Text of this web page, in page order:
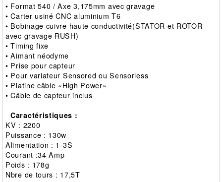
• Format 540 / Axe 3,175mm avec gravage
• Carter usiné CNC aluminium T6
• Bobinage cuivre haute conductivité(STATOR et ROTOR
avec gravage RUSH)
• Timing fixe
• Aimant néodyme
• Prise pour capteur
• Pour variateur Sensored ou Sensorless
• Platine câble «High Power»
• Câble de capteur inclus
Caractéristiques :
KV : 2200
Puissance : 130w
Alimentation : 1-3S
Courant :34 Amp
Poids : 178g
Nbre de tours : 17,5T